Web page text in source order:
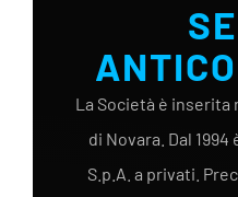
La Società è
di Novara. Dal
S.p.A. a privati.